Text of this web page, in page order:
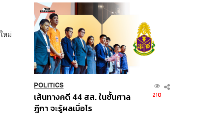
หม่
POLITICS
เส้นทางคดี 44 สส. ในชั้นศาล
ฎีกา จะรู้ผลเมื่อไร
210